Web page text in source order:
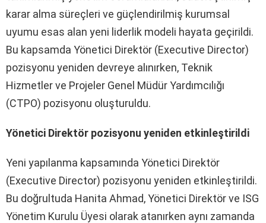
karar alma süreçleri ve güçlendirilmiş kurumsal
uyumu esas alan yeni liderlik modeli hayata geçirildi.
Bu kapsamda Yönetici Direktör (Executive Director)
pozisyonu yeniden devreye alınırken, Teknik
Hizmetler ve Projeler Genel Müdür Yardımcılığı
(CTPO) pozisyonu oluşturuldu.
Yönetici Direktör pozisyonu yeniden etkinleştirildi
Yeni yapılanma kapsamında Yönetici Direktör
(Executive Director) pozisyonu yeniden etkinleştirildi.
Bu doğrultuda Hanita Ahmad, Yönetici Direktör ve ISG
Yönetim Kurulu Üyesi olarak atanırken aynı zamanda